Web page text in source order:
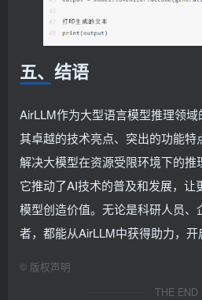
五、结语
AirLLM作为大型语言模型推理领
其卓越的技术亮点、突出的功能特
解决大模型在资源受限环境下的推
它推动了AI技术的普及和发展，让
模型创造价值。无论是科研人员、
者，都能从AirLLM中获得助力，开
© 版权声明
THE END